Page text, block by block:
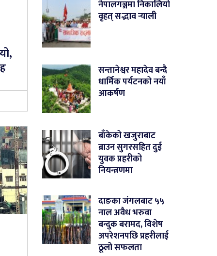
नेपालगञ्जमा निकालियो
वृहत् सद्भाव र्‍याली
सन्तानेश्वर महादेव बन्दै
धार्मिक पर्यटनको नयाँ
आकर्षण
बाँकेको खजुराबाट
ब्राउन सुगरसहित दुई
युवक प्रहरीको
नियन्त्रणमा
दाङका जंगलबाट ५५
नाल अवैध भरुवा
बन्दुक बरामद, विशेष
अपरेशनपछि प्रहरीलाई
ठूलो सफलता